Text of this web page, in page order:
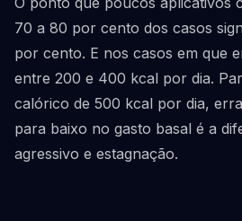
70 a 80 por cento dos casos
por cento. E nos casos em que
entre 200 e 400 kcal por dia.
calórico de 500 kcal por dia,
para baixo no gasto basal é a
agressivo e estagnação.